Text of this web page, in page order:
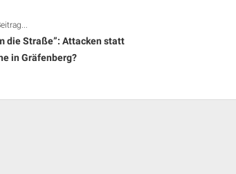
die Straße”: Attacken statt
in Gräfenberg?